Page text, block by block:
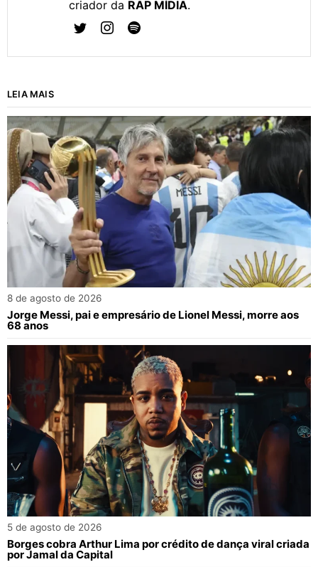
criador da RAP MÍDIA.
LEIA MAIS
8 de agosto de 2026
Jorge Messi, pai e empresário de Lionel Messi, morre aos
68 anos
5 de agosto de 2026
Borges cobra Arthur Lima por crédito de dança viral criada
por Jamal da Capital